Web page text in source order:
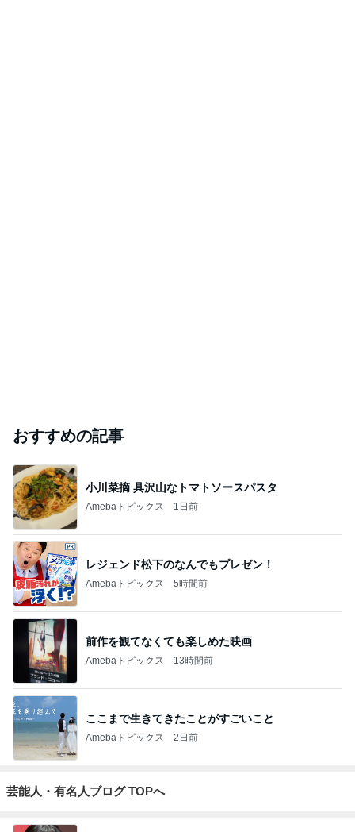
おすすめの記事
小川菜摘 具沢山なトマトソースパスタ
Amebaトピックス 1日前
レジェンド松下のなんでもプレゼン！
Amebaトピックス 5時間前
前作を観てなくても楽しめた映画
Amebaトピックス 13時間前
ここまで生きてきたことがすごいこと
Amebaトピックス 2日前
芸能人・有名人ブログ TOPへ